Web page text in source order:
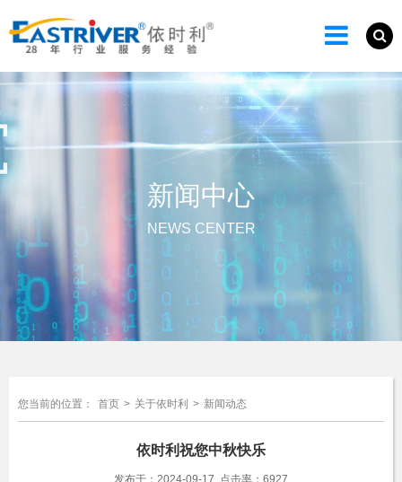
新闻中心
NEWS CENTER
您当前的位置： 首页 > 关于依时利 > 新闻动态
依时利祝您中秋快乐
发布于：2024-09-17 点击率：6927